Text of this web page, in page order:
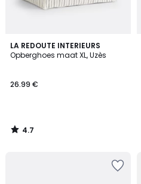
LA REDOUTE INTERIEURS
Opberghoes maat XL, Uzès
26.99 €
4.7
/ 5
4.7
/